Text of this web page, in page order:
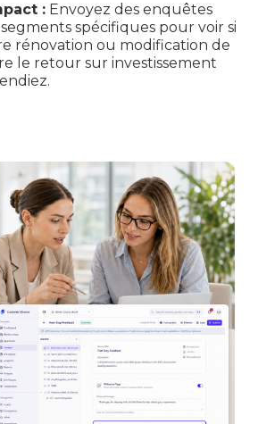
: Envoyez des enquêtes
spécifiques pour voir si
rénovation ou modification de
le retour sur investissement